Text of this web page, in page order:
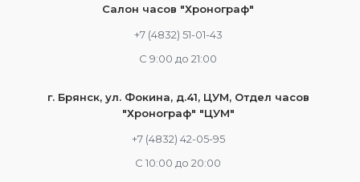
Салон часов "Хронограф"
+7 (4832) 51-01-43
С 9:00 до 21:00
г. Брянск, ул. Фокина, д.41, ЦУМ, Отдел часов
"Хронограф" "ЦУМ"
+7 (4832) 42-05-95
С 10:00 до 20:00